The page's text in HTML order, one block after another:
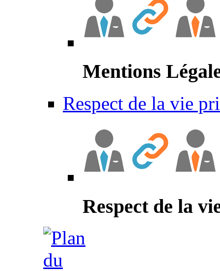
Mentions
Respect de la vie
Respect de la